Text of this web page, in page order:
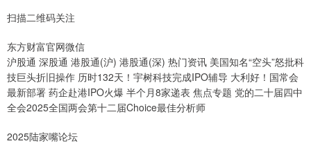
扫描二维码关注
东方财富官网微信
沪股通 深股通 港股通(沪) 港股通(深) 热门资讯 美国知名“空头”怒批科
技巨头折旧操作 历时132天！宇树科技完成IPO辅导 大利好！国常会
最新部署 药企赴港IPO火爆 半个月8家递表 焦点专题 党的二十届四中
全会2025全国两会第十二届Choice最佳分析师
2025陆家嘴论坛